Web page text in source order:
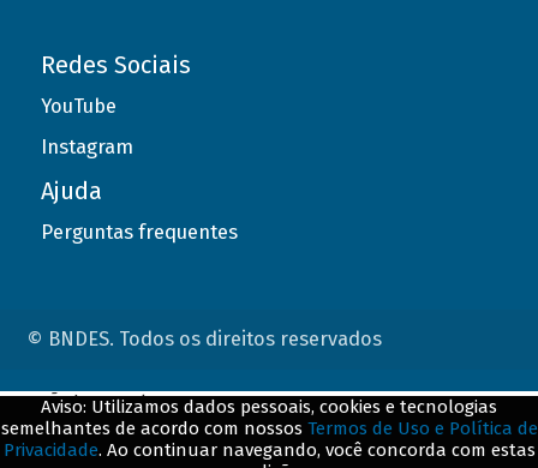
Redes Sociais
YouTube
Instagram
Ajuda
Perguntas frequentes
© BNDES. Todos os direitos reservados
Aviso: Utilizamos dados pessoais, cookies e tecnologias
semelhantes de acordo com nossos Termos de Uso e Política de
Privacidade. Ao continuar navegando, você concorda com estas
ConteÃºdo complementar
${title}${badge}